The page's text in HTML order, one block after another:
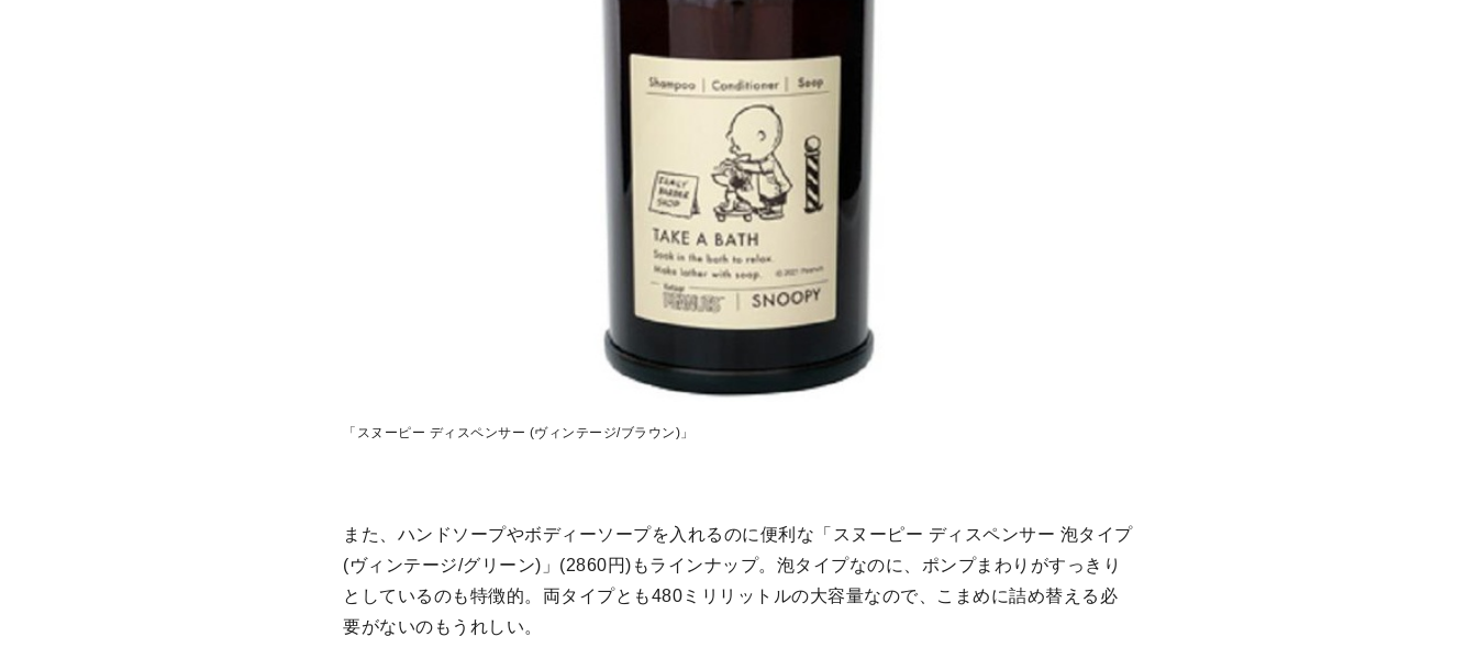
「スヌーピー ディスペンサー (ヴィンテージ/ブラウン)」
また、ハンドソープやボディーソープを入れるのに便利な「スヌーピー ディスペンサー 泡タイプ
(ヴィンテージ/グリーン)」(2860円)もラインナップ。泡タイプなのに、ポンプまわりがすっきり
としているのも特徴的。両タイプとも480ミリリットルの大容量なので、こまめに詰め替える必
要がないのもうれしい。